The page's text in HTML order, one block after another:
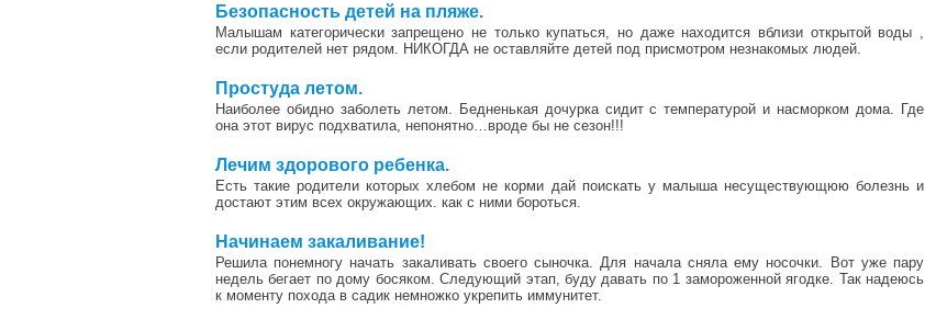
Безопасность детей на пляже.
Малышам категорически запрещено не только купаться, но даже находится вблизи открытой воды ,
если родителей нет рядом. НИКОГДА не оставляйте детей под присмотром незнакомых людей.
Простуда летом.
Наиболее обидно заболеть летом. Бедненькая дочурка сидит с температурой и насморком дома. Где
она этот вирус подхватила, непонятно…вроде бы не сезон!!!
Лечим здорового ребенка.
Есть такие родители которых хлебом не корми дай поискать у малыша несуществующюю болезнь и
достают этим всех окружающих. как с ними бороться.
Начинаем закаливание!
Решила понемногу начать закаливать своего сыночка. Для начала сняла ему носочки. Вот уже пару
недель бегает по дому босяком. Следующий этап, буду давать по 1 замороженной ягодке. Так надеюсь
к моменту похода в садик немножко укрепить иммунитет.